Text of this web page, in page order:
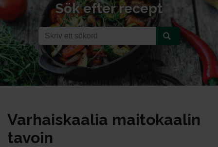
Sök efter recept
Var­hais­kaa­lia mai­to­kaa­lin
ta­voin